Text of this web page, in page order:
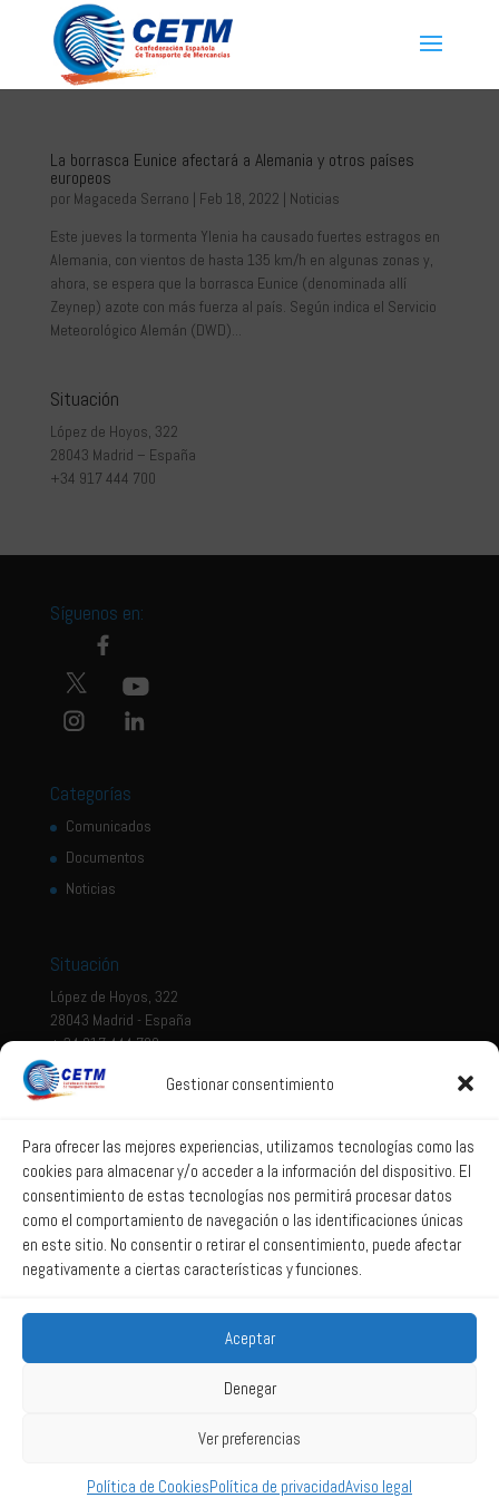
Gestionar consentimiento
Para ofrecer las mejores experiencias, utilizamos tecnologías como las
cookies para almacenar y/o acceder a la información del dispositivo. El
consentimiento de estas tecnologías nos permitirá procesar datos
como el comportamiento de navegación o las identificaciones únicas
en este sitio. No consentir o retirar el consentimiento, puede afectar
negativamente a ciertas características y funciones.
Aceptar
Denegar
Ver preferencias
Política de CookiesPolítica de privacidadAviso legal
La borrasca Eunice afectará a Alemania y otros países
europeos
por Magaceda Serrano | Feb 18, 2022 | Noticias
Este jueves la tormenta Ylenia ha causado fuertes estragos en
Alemania, con vientos de hasta 135 km/h en algunas zonas y,
ahora, se espera que la borrasca Eunice (denominada allí
Zeynep) azote con más fuerza al país. Según indica el Servicio
Meteorológico Alemán (DWD)...
Situación
López de Hoyos, 322
28043 Madrid – España
+34 917 444 700
Síguenos en:
Categorías
Comunicados
Documentos
Noticias
Situación
López de Hoyos, 322
28043 Madrid - España
+ 34 917 444 700
Aviso legal
Política de privacidad
Política de Sistema Interno de Información
Política de Cookies
Correo web
2025 All Rights Reserved CETM -Powered by La web lúcida